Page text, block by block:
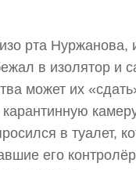
рта Нуржанова,
в изолятор и
может их
в туалет,
его